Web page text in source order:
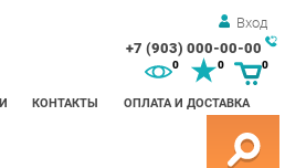
Вход
+7 (903) 000-00-00
КОНТАКТЫ ОПЛАТА И ДОСТАВКА
0 0